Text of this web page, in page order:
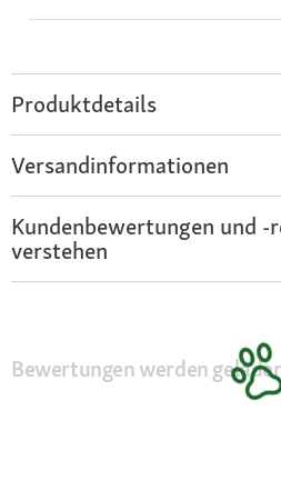
Produktdetails
Versandinformationen
Kundenbewertungen und -
verstehen
Bewertungen werden